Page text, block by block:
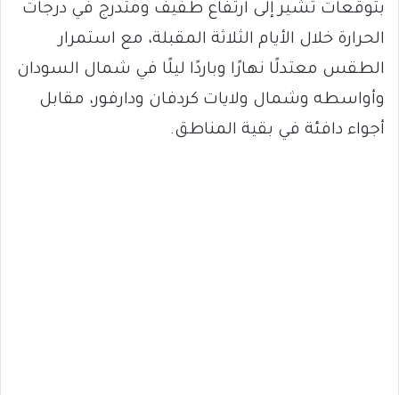
بتوقعات تشير إلى ارتفاع طفيف ومتدرج في درجات
الحرارة خلال الأيام الثلاثة المقبلة، مع استمرار
الطقس معتدلًا نهارًا وباردًا ليلًا في شمال السودان
وأواسطه وشمال ولايات كردفان ودارفور، مقابل
أجواء دافئة في بقية المناطق.